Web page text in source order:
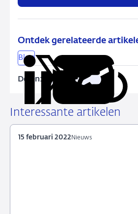
Ontdek gerelateerde
Blog
Delen:
Deel
LinkedIn
via
X
Deel
Facebook
Deel
e-
Kopieer
Interessante artikelen
Nieuws
15 februari 2022